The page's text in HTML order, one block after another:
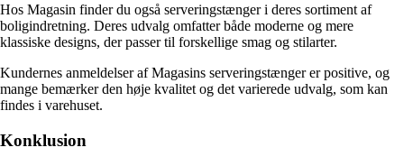
Hos Magasin finder du også serveringstænger i deres sortiment af
boligindretning. Deres udvalg omfatter både moderne og mere
klassiske designs, der passer til forskellige smag og stilarter.
Kundernes anmeldelser af Magasins serveringstænger er positive, og
mange bemærker den høje kvalitet og det varierede udvalg, som kan
findes i varehuset.
Konklusion